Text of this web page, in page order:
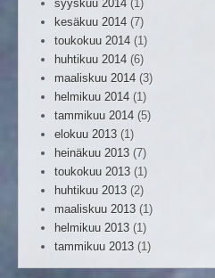
syyskuu 2014 (1)
kesäkuu 2014 (7)
toukokuu 2014 (1)
huhtikuu 2014 (6)
maaliskuu 2014 (3)
helmikuu 2014 (1)
tammikuu 2014 (5)
elokuu 2013 (1)
heinäkuu 2013 (7)
toukokuu 2013 (1)
huhtikuu 2013 (2)
maaliskuu 2013 (1)
helmikuu 2013 (1)
tammikuu 2013 (1)